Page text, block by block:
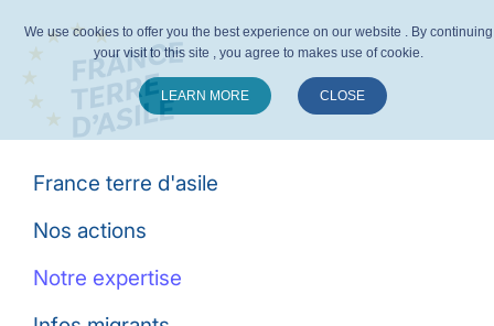
France terre d'asile
Nos actions
Notre expertise
We use cookies to offer you the best experience on our website . By continuing
your visit to this site , you agree to makes use of cookie.
LEARN MORE CLOSE